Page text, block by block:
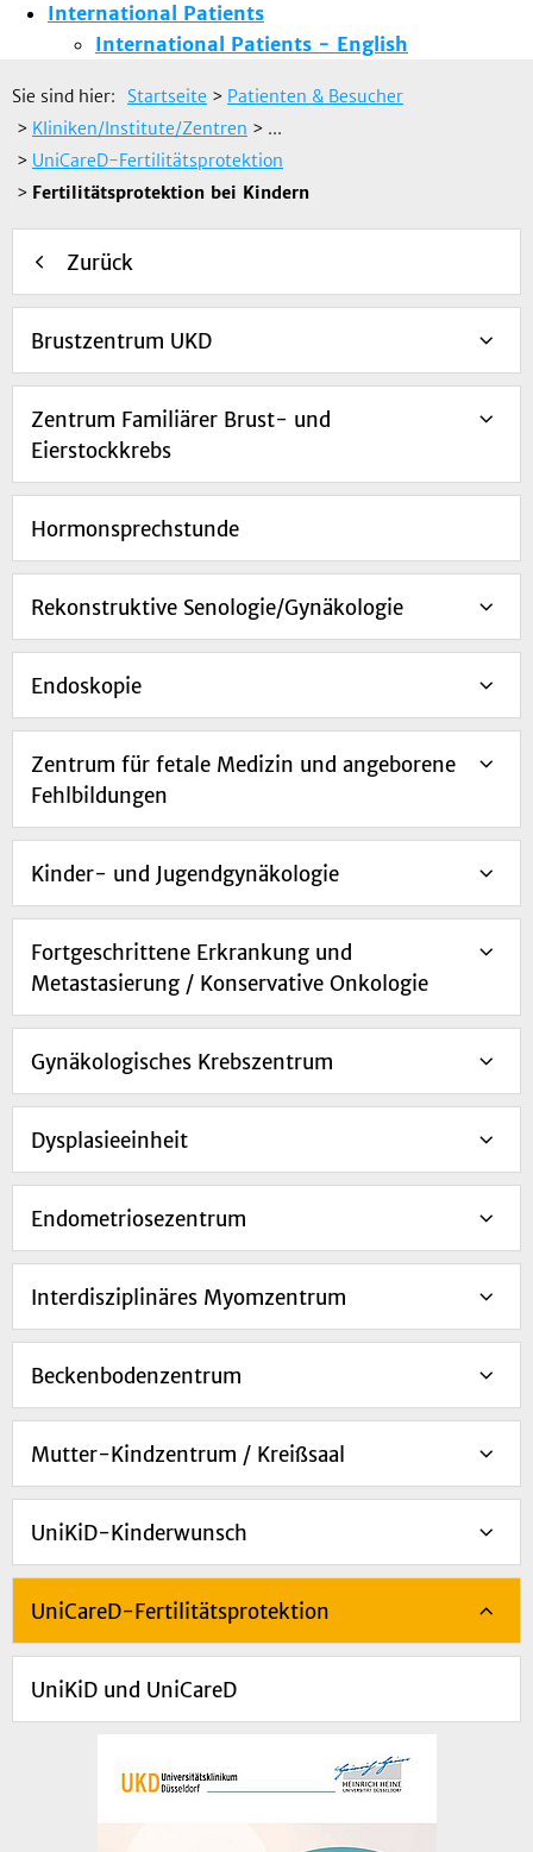
International Patients
International Patients - English
Sie sind hier: Startseite > Patienten & Besucher
> Kliniken/Institute/Zentren > ...
> UniCareD-Fertilitätsprotektion
> Fertilitätsprotektion bei Kindern
Zurück
Brustzentrum UKD
Zentrum Familiärer Brust- und
Eierstockkrebs
Hormonsprechstunde
Rekonstruktive Senologie/Gynäkologie
Endoskopie
Zentrum für fetale Medizin und angeborene
Fehlbildungen
Kinder- und Jugendgynäkologie
Fortgeschrittene Erkrankung und
Metastasierung / Konservative Onkologie
Gynäkologisches Krebszentrum
Dysplasieeinheit
Endometriosezentrum
Interdisziplinäres Myomzentrum
Beckenbodenzentrum
Mutter-Kindzentrum / Kreißsaal
UniKiD-Kinderwunsch
UniCareD-Fertilitätsprotektion
UniKiD und UniCareD